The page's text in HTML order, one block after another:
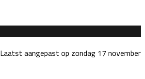
Laatst aangepast op zondag 17 november